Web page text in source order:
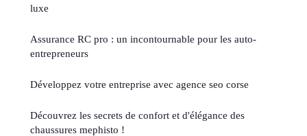
luxe
Assurance RC pro : un incontournable pour les auto-
entrepreneurs
Développez votre entreprise avec agence seo corse
Découvrez les secrets de confort et d'élégance des
chaussures mephisto !